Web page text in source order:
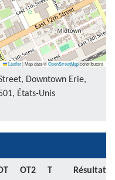
Leaflet|Map data ©OpenStreetMapcontributors
Downtown Erie,
États-Unis
OT2 T Résultat